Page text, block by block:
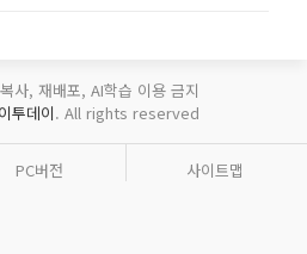
사, 재배포, AI학습 이용 금지
이투데이. All rights reserved
PC버전 사이트맵